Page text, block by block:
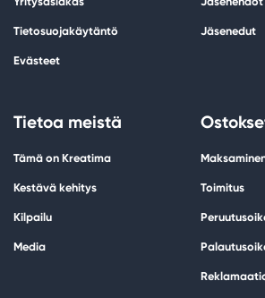
Tietosuojakäytäntö
Evästeet
Jäsenedut
Tietoa meistä
Tämä on Kreatima
Kestävä kehitys
Kilpailu
Media
Toimitus